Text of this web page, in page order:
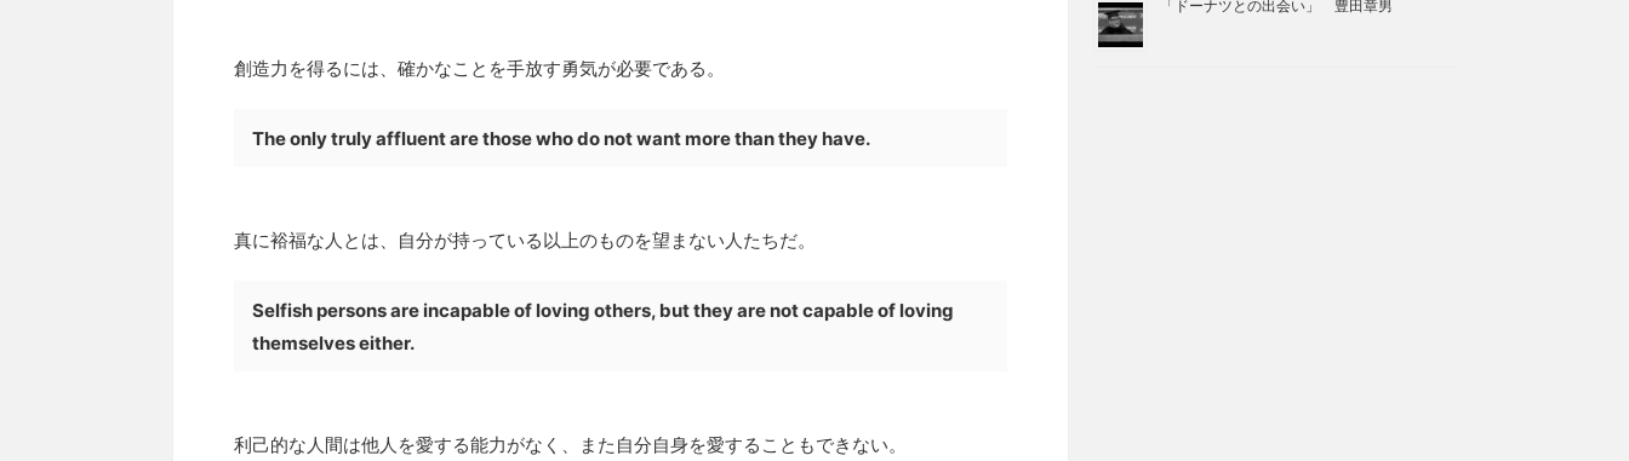
創造力を得るには、確かなことを手放す勇気が必要である。
The only truly affluent are those who do not want more than they have.
真に裕福な人とは、自分が持っている以上のものを望まない人たちだ。
Selfish persons are incapable of loving others, but they are not capable of loving
themselves either.
利己的な人間は他人を愛する能力がなく、また自分自身を愛することもできない。
「ドーナツとの出会い」 豊田章男